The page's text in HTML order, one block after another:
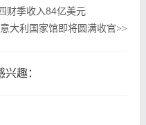
财季收入84亿美元
大利国家馆即将圆满收官>>
趣：